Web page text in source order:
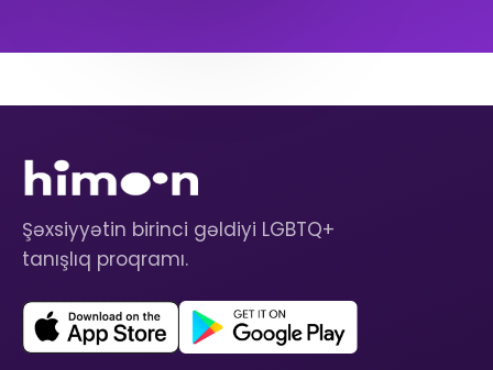
Şəxsiyyətin birinci gəldiyi LGBTQ+
tanışlıq proqramı.